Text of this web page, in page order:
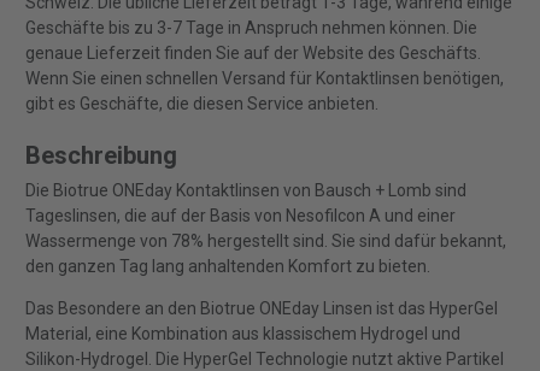
Geschäfte bis zu 3-7 Tage in Anspruch nehmen können. Die
genaue Lieferzeit finden Sie auf der Website des Geschäfts.
Wenn Sie einen schnellen Versand für Kontaktlinsen benötigen,
gibt es Geschäfte, die diesen Service anbieten.
Beschreibung
Die Biotrue ONEday Kontaktlinsen von Bausch + Lomb sind
Tageslinsen, die auf der Basis von Nesofilcon A und einer
Wassermenge von 78% hergestellt sind. Sie sind dafür bekannt,
den ganzen Tag lang anhaltenden Komfort zu bieten.
Das Besondere an den Biotrue ONEday Linsen ist das HyperGel
Material, eine Kombination aus klassischem Hydrogel und
Silikon-Hydrogel. Die HyperGel Technologie nutzt aktive Partikel